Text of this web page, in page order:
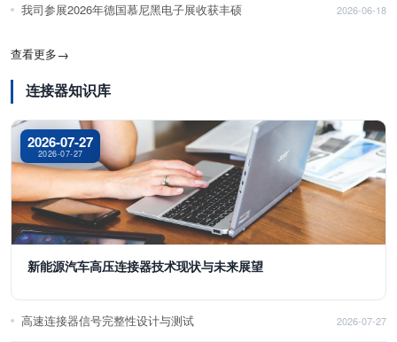
我司参展2026年德国慕尼黑电子展收获丰硕 2026-06-18
查看更多→
连接器知识库
2026-07-27
2026-07-27
新能源汽车高压连接器技术现状与未来展望
高速连接器信号完整性设计与测试 2026-07-27